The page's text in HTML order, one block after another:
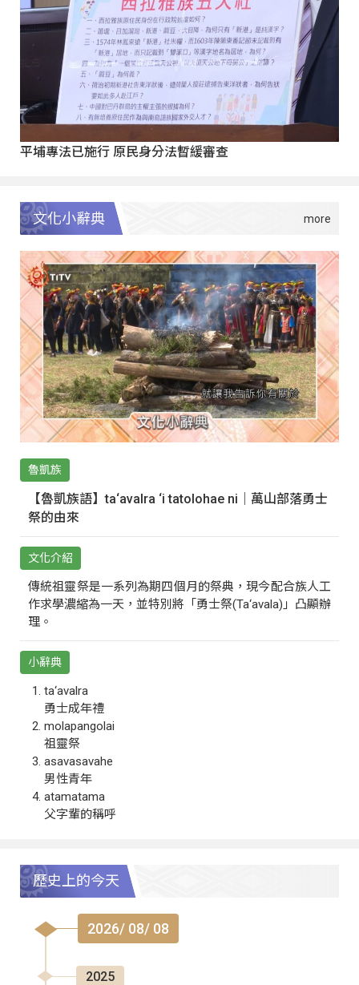
平埔專法已施行 原民身分法暫緩審查
文化小辭典
魯凱族
【魯凱族語】ta‘avalra ‘i tatolohae ni｜萬山部落勇士
祭的由來
文化介紹
傳統祖靈祭是一系列為期四個月的祭典，現今配合族人工
作求學濃縮為一天，並特別將「勇士祭(Ta‘avala)」凸顯辦
理。
小辭典
ta‘avalra
勇士成年禮
molapangolai
祖靈祭
asavasavahe
男性青年
atamatama
父字輩的稱呼
歷史上的今天
2026/ 08/ 08
2025